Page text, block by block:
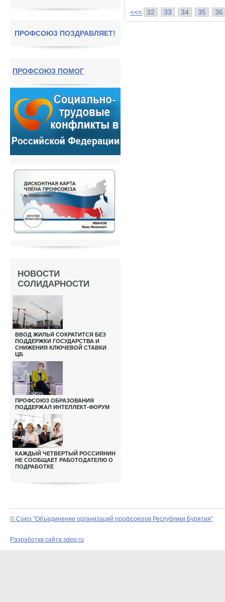
ПРОФСОЮЗ ПОЗДРАВЛЯЕТ!
ПРОФСОЮЗ ПОМОГ
НОВОСТИ
СОЛИДАРНОСТИ
ВВОД ЖИЛЬЯ СОКРАТИТСЯ БЕЗ
ПОДДЕРЖКИ ГОСУДАРСТВА И
СНИЖЕНИЯ КЛЮЧЕВОЙ СТАВКИ
ЦБ
ПРОФСОЮЗ ОБРАЗОВАНИЯ
ПОДДЕРЖАЛ ИНТЕЛЛЕКТ-ФОРУМ
КАЖДЫЙ ЧЕТВЕРТЫЙ РОССИЯНИН
НЕ СООБЩАЕТ РАБОТОДАТЕЛЮ О
ПОДРАБОТКЕ
<<< 32 33 34 35 36
© Союз "Объединение организаций профсоюзов Республики Бурятия"
Разработка сайта sdep.ru